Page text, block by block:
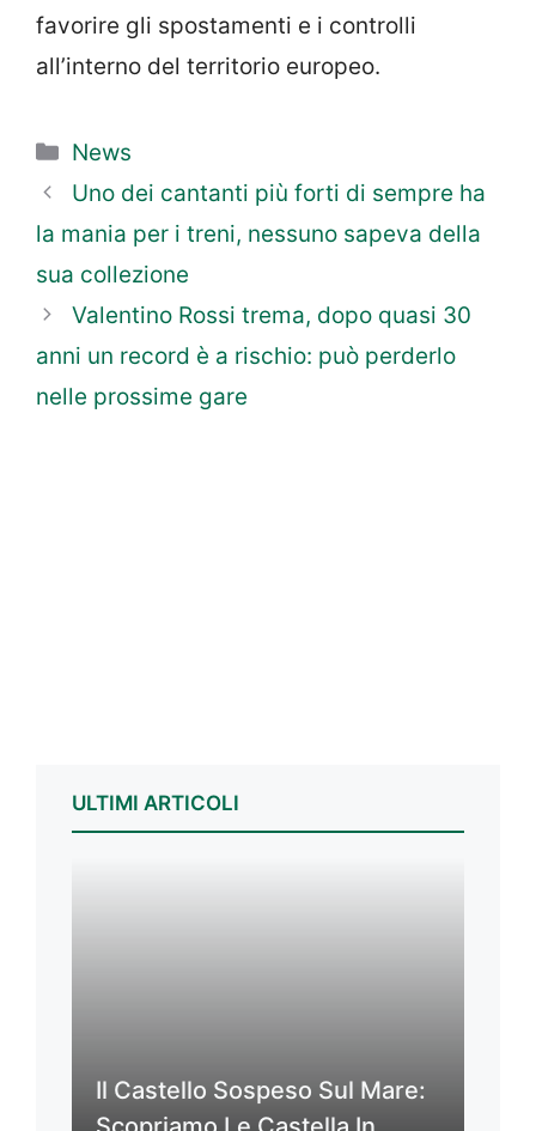
favorire gli spostamenti e i controlli
all’interno del territorio europeo.
Categorie
News
Uno dei cantanti più forti di sempre ha
la mania per i treni, nessuno sapeva della
sua collezione
Valentino Rossi trema, dopo quasi 30
anni un record è a rischio: può perderlo
nelle prossime gare
ULTIMI ARTICOLI
Il Castello Sospeso Sul Mare: